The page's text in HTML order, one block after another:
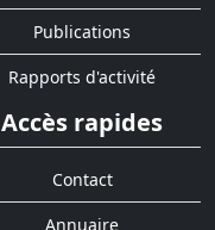
Publications
Rapports d'activité
Accès rapides
Contact
Annuaire